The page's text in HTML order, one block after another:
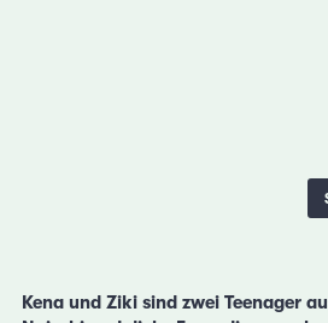
Kena und Ziki sind zwei Teenager